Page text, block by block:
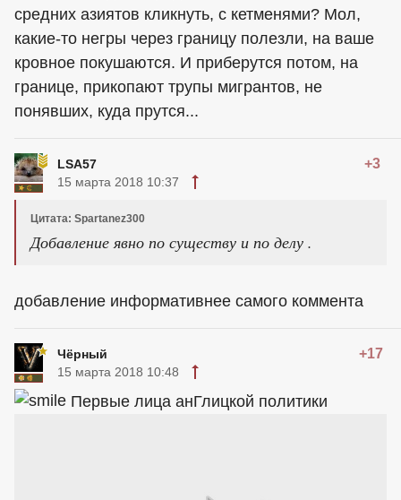
средних азиятов кликнуть, с кетменями? Мол,
какие-то негры через границу полезли, на ваше
кровное покушаются. И приберутся потом, на
границе, прикопают трупы мигрантов, не
понявших, куда прутся...
LSA57 +3
15 марта 2018 10:37
Цитата: Spartanez300
Добавление явно по существу и по делу .
добавление информативнее самого коммента
Чёрный +17
15 марта 2018 10:48
Первые лица анГлицкой политики